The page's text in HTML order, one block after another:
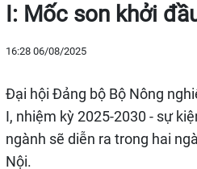
I: Mốc son khởi
16:28 06/08/2025
Đại hội Đảng bộ Bộ Nông
I, nhiệm kỳ 2025-2030 - sự
ngành sẽ diễn ra trong hai
Nội.